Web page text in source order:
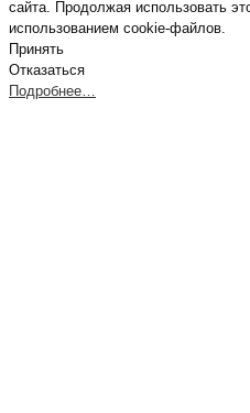
сайта. Продолжая использовать
использованием cookie-файлов.
Принять
Отказаться
Подробнее…